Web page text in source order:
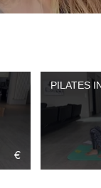
€
PILATES